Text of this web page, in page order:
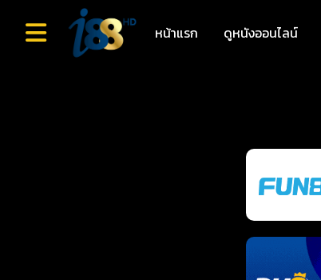
หน้าแรก ดูหนังออนไลน์